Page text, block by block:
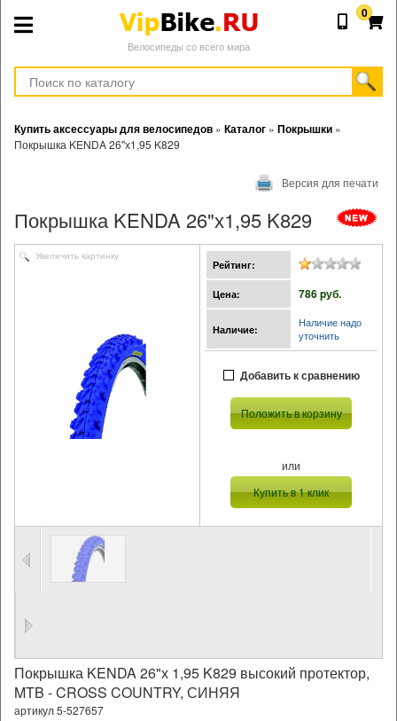
Велосипеды со всего мира
0
Купить аксессуары для велосипедов » Каталог » Покрышки »
Покрышка KENDA 26"х1,95 K829
Версия для печати
Покрышка KENDA 26"х1,95 K829
Увеличить картинку
Рейтинг:
Цена: 786 pуб.
Наличие:
Наличие надо
уточнить
Добавить к сравнению
Положить в корзину
или
Купить в 1 клик
Покрышка KENDA 26"х 1,95 K829 высокий протектор,
MTB - CROSS COUNTRY, СИНЯЯ
артикул 5-527657